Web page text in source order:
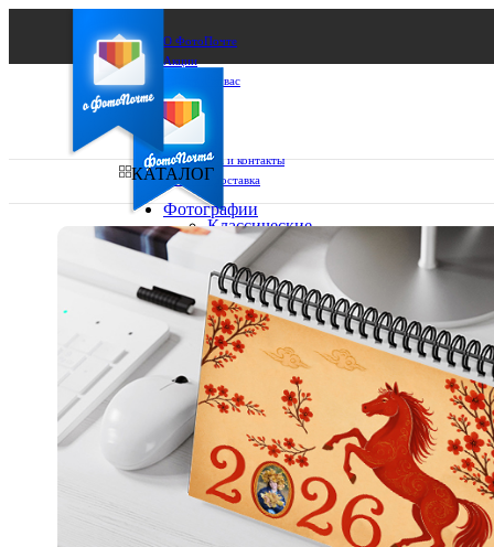
О ФотоПочте
Акции
Сделаем за вас
Бизнесу
FAQ
Франшиза
Поддержка и контакты
Оплата и доставка
Ваш город:
Ваш регион доставки
Выберите из списка:
КАТАЛОГ
Фотографии
Классические
10х10
10х15
13х18
15х15
15х20
20х20
20х30
30х30
30х40
А4
Фото
в
рамке
10х10
10×15